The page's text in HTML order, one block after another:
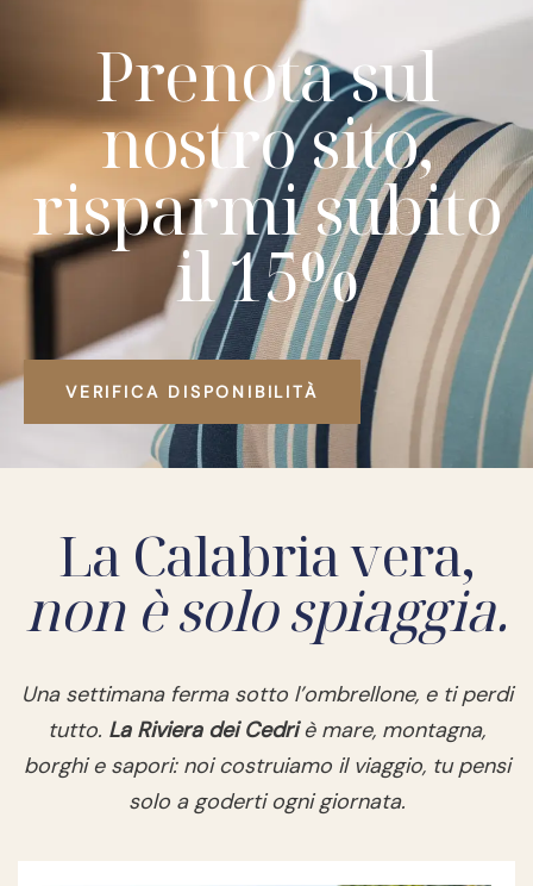
Prenota sul
nostro sito,
risparmi subito
il 15%
VERIFICA DISPONIBILITÀ
La Calabria vera,
non è solo spiaggia.
Una settimana ferma sotto l’ombrellone, e ti perdi
tutto. La Riviera dei Cedriè mare, montagna,
borghi e sapori: noi costruiamo il viaggio, tu pensi
solo a goderti ogni giornata.